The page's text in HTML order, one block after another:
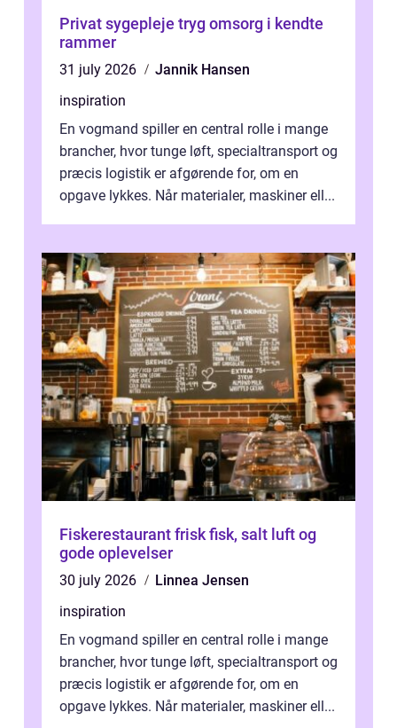
Privat sygepleje tryg omsorg i kendte
rammer
31 july 2026
Jannik Hansen
inspiration
En vogmand spiller en central rolle i mange
brancher, hvor tunge løft, specialtransport og
præcis logistik er afgørende for, om en
opgave lykkes. Når materialer, maskiner ell...
Fiskerestaurant frisk fisk, salt luft og
gode oplevelser
30 july 2026
Linnea Jensen
inspiration
En vogmand spiller en central rolle i mange
brancher, hvor tunge løft, specialtransport og
præcis logistik er afgørende for, om en
opgave lykkes. Når materialer, maskiner ell...